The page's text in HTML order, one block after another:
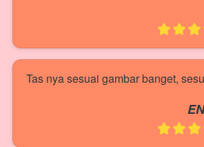
Tas nya sesuai gambar banget,